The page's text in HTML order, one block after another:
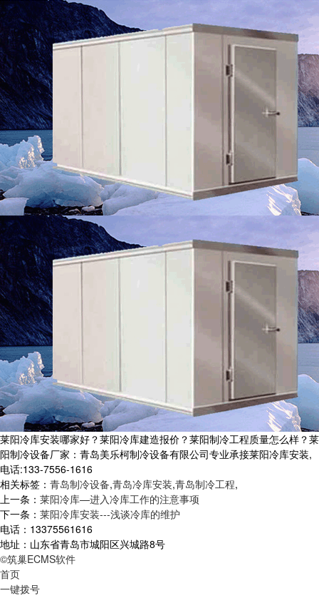
莱阳冷库安装哪家好？莱阳冷库建造报价？莱阳制冷工程质量怎么样？莱
阳制冷设备厂家：青岛美乐柯制冷设备有限公司专业承接莱阳冷库安装,
电话:133-7556-1616
相关标签： 青岛制冷设备,青岛冷库安装,青岛制冷工程,
上一条： 莱阳冷库—进入冷库工作的注意事项
下一条： 莱阳冷库安装---浅谈冷库的维护
电话：13375561616
地址：山东省青岛市城阳区兴城路8号
©筑巢ECMS软件
首页
一键拨号